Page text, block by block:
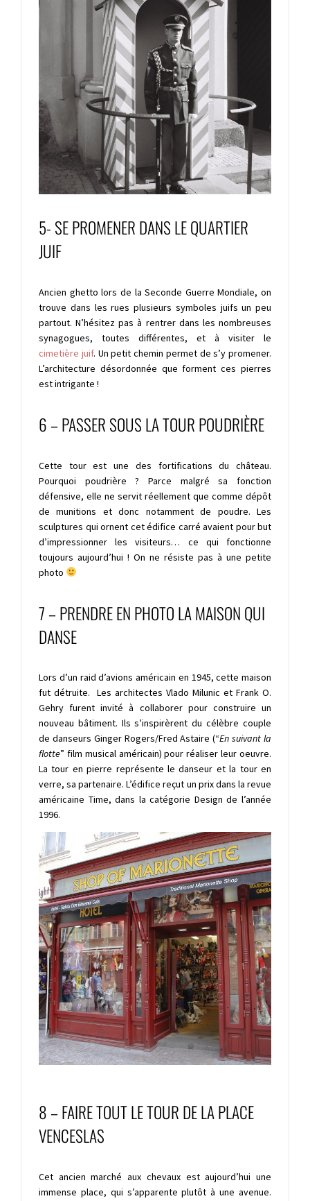
5- SE PROMENER DANS LE QUARTIER
JUIF
Ancien ghetto lors de la Seconde Guerre Mondiale, on
trouve dans les rues plusieurs symboles juifs un peu
partout. N’hésitez pas à rentrer dans les nombreuses
synagogues, toutes différentes, et à visiter le
cimetière juif. Un petit chemin permet de s’y promener.
L’architecture désordonnée que forment ces pierres
est intrigante !
6 – PASSER SOUS LA TOUR POUDRIÈRE
Cette tour est une des fortifications du château.
Pourquoi poudrière ? Parce malgré sa fonction
défensive, elle ne servit réellement que comme dépôt
de munitions et donc notamment de poudre. Les
sculptures qui ornent cet édifice carré avaient pour but
d’impressionner les visiteurs… ce qui fonctionne
toujours aujourd’hui ! On ne résiste pas à une petite
photo
7 – PRENDRE EN PHOTO LA MAISON QUI
DANSE
Lors d’un raid d’avions américain en 1945, cette maison
fut détruite. Les architectes Vlado Milunic et Frank O.
Gehry furent invité à collaborer pour construire un
nouveau bâtiment. Ils s’inspirèrent du célèbre couple
de danseurs Ginger Rogers/Fred Astaire (“En suivant la
flotte” film musical américain) pour réaliser leur oeuvre.
La tour en pierre représente le danseur et la tour en
verre, sa partenaire. L’édifice reçut un prix dans la revue
américaine Time, dans la catégorie Design de l’année
1996.
8 – FAIRE TOUT LE TOUR DE LA PLACE
VENCESLAS
Cet ancien marché aux chevaux est aujourd’hui une
immense place, qui s’apparente plutôt à une avenue.